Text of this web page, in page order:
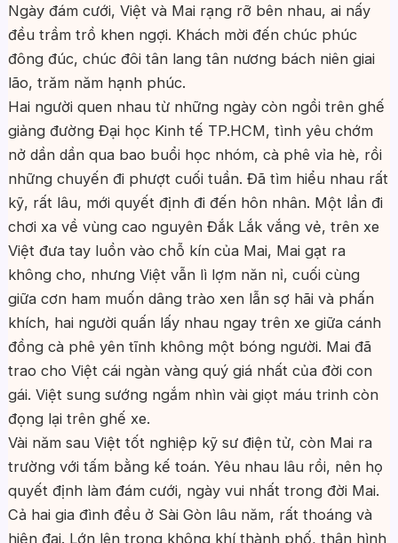
Ngày đám cưới, Việt và Mai rạng rỡ bên nhau, ai nấy
đều trầm trồ khen ngợi. Khách mời đến chúc phúc
đông đúc, chúc đôi tân lang tân nương bách niên giai
lão, trăm năm hạnh phúc.
Hai người quen nhau từ những ngày còn ngồi trên ghế
giảng đường Đại học Kinh tế TP.HCM, tình yêu chớm
nở dần dần qua bao buổi học nhóm, cà phê vỉa hè, rồi
những chuyến đi phượt cuối tuần. Đã tìm hiểu nhau rất
kỹ, rất lâu, mới quyết định đi đến hôn nhân. Một lần đi
chơi xa về vùng cao nguyên Đắk Lắk vắng vẻ, trên xe
Việt đưa tay luồn vào chỗ kín của Mai, Mai gạt ra
không cho, nhưng Việt vẫn lì lợm năn nỉ, cuối cùng
giữa cơn ham muốn dâng trào xen lẫn sợ hãi và phấn
khích, hai người quấn lấy nhau ngay trên xe giữa cánh
đồng cà phê yên tĩnh không một bóng người. Mai đã
trao cho Việt cái ngàn vàng quý giá nhất của đời con
gái. Việt sung sướng ngắm nhìn vài giọt máu trinh còn
đọng lại trên ghế xe.
Vài năm sau Việt tốt nghiệp kỹ sư điện tử, còn Mai ra
trường với tấm bằng kế toán. Yêu nhau lâu rồi, nên họ
quyết định làm đám cưới, ngày vui nhất trong đời Mai.
Cả hai gia đình đều ở Sài Gòn lâu năm, rất thoáng và
hiện đại. Lớn lên trong không khí thành phố, thân hình